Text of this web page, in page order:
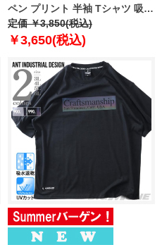
ペン プリント 半袖 Tシャツ 吸水
速乾 UVカット 春夏新作
12625129
定価 ￥3,850(税込)
￥3,650(税込)